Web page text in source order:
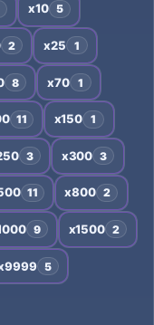
x10 5
2 x25 1
8 x70 1
11 x150 1
3 x300 3
11 x800 2
9 x1500 2
5